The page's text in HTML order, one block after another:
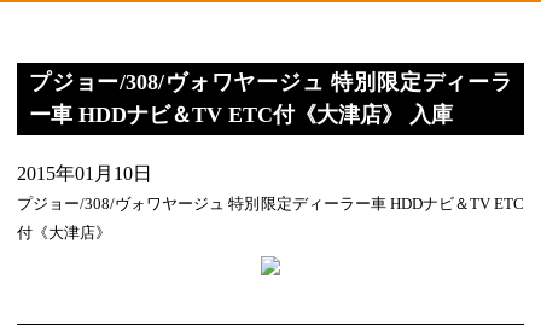
プジョー/308/ヴォワヤージュ 特別限定ディーラ
ー車 HDDナビ＆TV ETC付《大津店》 入庫
2015年01月10日
プジョー/308/ヴォワヤージュ 特別限定ディーラー車 HDDナビ＆TV ETC
付《大津店》